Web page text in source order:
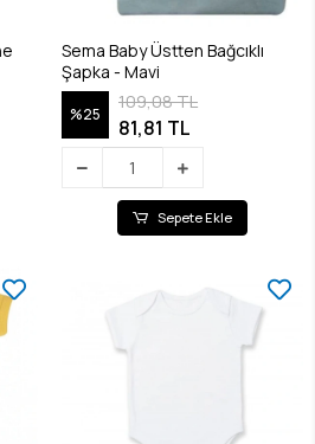
Sema Baby Üstten Bağcıklı
Şapka - Mavi
%25
109,08 TL
81,81 TL
Sepete Ekle